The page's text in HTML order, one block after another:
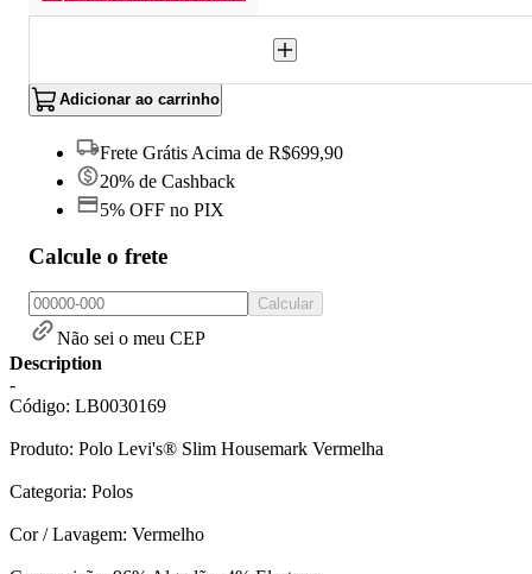
Adicionar ao carrinho
Frete Grátis Acima de R$699,90
20% de Cashback
5% OFF no PIX
Calcule o frete
Calcular
Não sei o meu CEP
Description
-
Código: LB0030169
Produto: Polo Levi's® Slim Housemark Vermelha
Categoria: Polos
Cor / Lavagem: Vermelho